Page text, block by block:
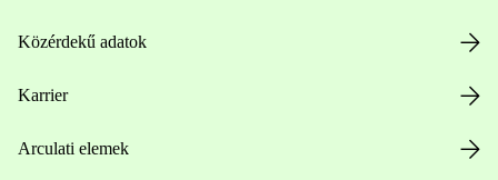
Közérdekű adatok
Karrier
Arculati elemek